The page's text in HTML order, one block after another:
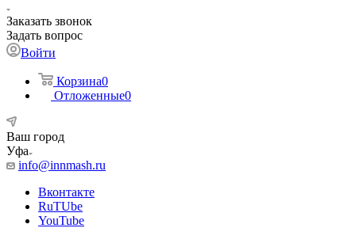
Заказать звонок
Задать вопрос
Войти
Корзина0
Отложенные0
Ваш город
Уфа
info@innmash.ru
Вконтакте
RuTUbe
YouTube